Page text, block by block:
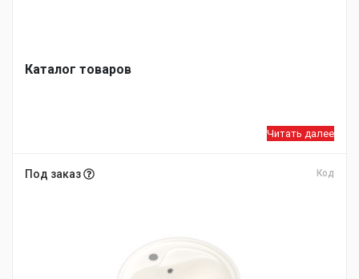
Каталог товаров
Читать далее
Под заказ Код